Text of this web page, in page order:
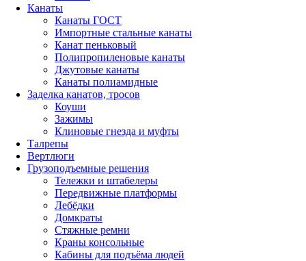
Канаты
Канаты ГОСТ
Импортные стальные канаты
Канат пеньковый
Полипропиленовые канаты
Джутовые канаты
Канаты полиамидные
Заделка канатов, тросов
Коуши
Зажимы
Клиновые гнезда и муфты
Талрепы
Вертлюги
Грузоподъемные решения
Тележки и штабелеры
Передвижные платформы
Лебёдки
Домкраты
Стяжные ремни
Краны консольные
Кабины для подъёма людей